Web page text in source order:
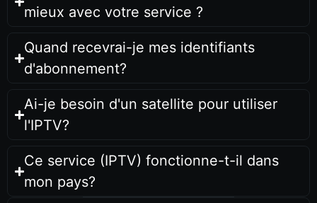
mieux avec votre service ?
Quand recevrai-je mes identifiants
d'abonnement?
Ai-je besoin d'un satellite pour utiliser
l'IPTV?
Ce service (IPTV) fonctionne-t-il dans
mon pays?